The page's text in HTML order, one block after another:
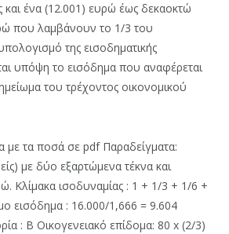
και ένα (12.001) ευρώ έως δεκαοκτώ
που λαμβάνουν το 1/3 του
της εισοδηματικής
υπόψη το εισόδημα που αναφέρεται
του τρέχοντος οικονομικού
με τα ποσά σε pdf Παραδείγματα:
με δύο εξαρτώμενα τέκνα και
Κλίμακα ισοδυναμίας : 1 + 1/3 + 1/6 +
εισόδημα : 16.000/1,666 = 9.604
: Β Οικογενειακό επίδομα: 80 x (2/3)